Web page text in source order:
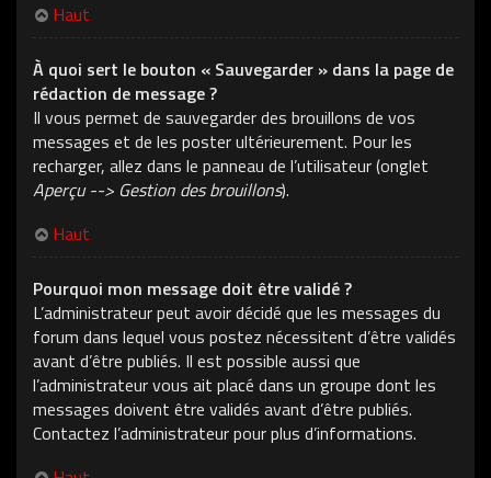
Haut
À quoi sert le bouton « Sauvegarder » dans la page de
rédaction de message ?
Il vous permet de sauvegarder des brouillons de vos
messages et de les poster ultérieurement. Pour les
recharger, allez dans le panneau de l’utilisateur (onglet
Aperçu --> Gestion des brouillons).
Haut
Pourquoi mon message doit être validé ?
L’administrateur peut avoir décidé que les messages du
forum dans lequel vous postez nécessitent d’être validés
avant d’être publiés. Il est possible aussi que
l’administrateur vous ait placé dans un groupe dont les
messages doivent être validés avant d’être publiés.
Contactez l’administrateur pour plus d’informations.